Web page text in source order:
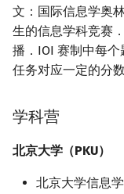
文：国际信息学奥
生的信息学科竞赛
播．IOI 赛制中每
任务对应一定的分数
学科营
北京大学（PKU）
北京大学信息